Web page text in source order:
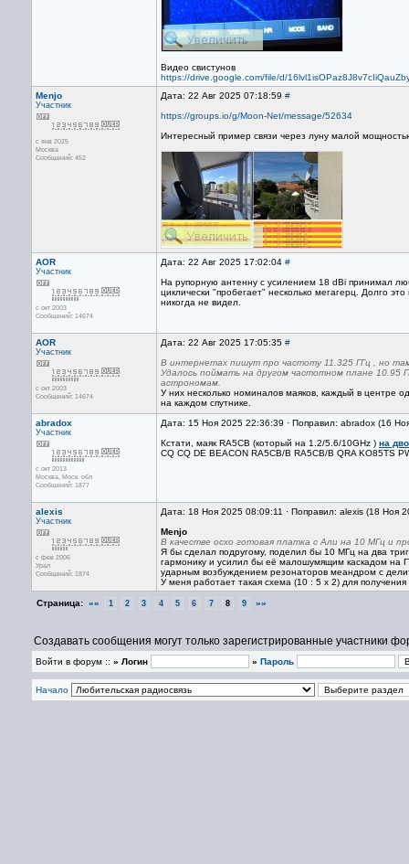
Видео свистунов
https://drive.google.com/file/d/
Menjo
Участник
с янв 2025
Москва
Сообщений: 452
Дата: 22 Авг 2025 07:18:59 #
https://groups.io/g/Moon-Net/message/52634
Интересный пример связи через луну малой
AOR
Участник
с окт 2003
Сообщений: 14674
Дата: 22 Авг 2025 17:02:04 #
На рупорную антенну с усилением 18 dBi принимал
циклически "пробегает" несколько мегагерц. Долго
никогда не видел.
AOR
Участник
с окт 2003
Сообщений: 14674
Дата: 22 Авг 2025 17:05:35 #
В интернетах пишут про частоту 11.325 ГГц , но
Удалось поймать на другом частотном плане
астрономам.
У них несколько номиналов маяков, каждый в центре
на каждом спутнике.
abradox
Участник
с окт 2013
Москва, Mоск. обл
Сообщений: 1877
Дата: 15 Ноя 2025 22:36:39 · Поправил: abradox (16
Кстати, маяк RA5CB (который на 1.2/5.6/10GHz ) на
CQ CQ DE BEACON RA5CB/B RA5CB/B QRA KO85TS
alexis
Участник
с фев 2006
Урал
Сообщений: 1874
Дата: 18 Ноя 2025 08:09:11 · Поправил: alexis (18 Ноя
Menjo
В качестве осхо готовая платка с Али на 10 МГц и
Я бы сделал подругому, поделил бы 10 МГц на два
гармонику и усилил бы её малошумящим каскадом на
ударным возбуждением резонаторов меандром с
У меня работает такая схема (10 : 5 х 2) для
Страница: «« 1 2 3 4 5 6 7 8 9 »»
Создавать сообщения могут только зарегистрированные участники
Войти в форум :: » Логин » Пароль
Начало